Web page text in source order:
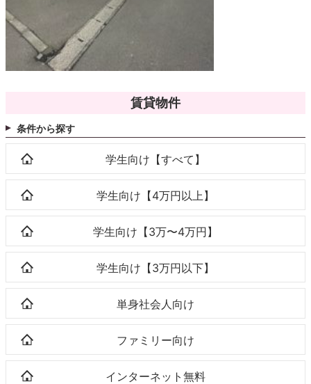
賃貸物件
条件から探す
学生向け【すべて】
学生向け【4万円以上】
学生向け【3万〜4万円】
学生向け【3万円以下】
単身社会人向け
ファミリー向け
インターネット無料